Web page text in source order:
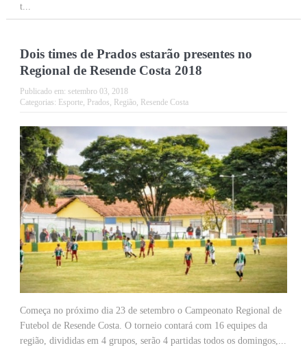
t...
Dois times de Prados estarão presentes no
Regional de Resende Costa 2018
Publicado em: setembro 03, 2018
Categorias: Esporte, Prados, Região, Resende Costa
Começa no próximo dia 23 de setembro o Campeonato Regional de
Futebol de Resende Costa. O torneio contará com 16 equipes da
região, divididas em 4 grupos, serão 4 partidas todos os domingos,...